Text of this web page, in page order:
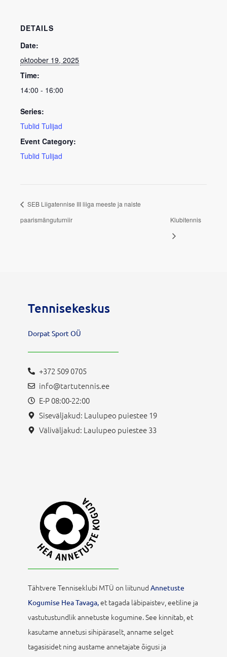
DETAILS
Date:
oktoober 19, 2025
Time:
14:00 - 16:00
Series:
Tublid Tulijad
Event Category:
Tublid Tulijad
SEB Liigatennise III liiga meeste ja naiste
paarismänguturniir
Klubitennis
Tennisekeskus
Dorpat Sport OÜ
+372 509 0705
info@tartutennis.ee
E-P 08:00-22:00
Siseväljakud: Laulupeo puiestee 19
Väliväljakud: Laulupeo puiestee 33
Tähtvere Tenniseklubi MTÜ on liitunud Annetuste
Kogumise Hea Tavaga,et tagada läbipaistev, eetiline ja
vastutustundlik annetuste kogumine. See kinnitab, et
kasutame annetusi sihipäraselt, anname selget
tagasisidet ning austame annetajate õigusi ja